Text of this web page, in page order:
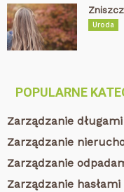
Uroda
POPULARNE
Zarządzanie
Zarządzanie
Zarządzanie
Zarządzanie